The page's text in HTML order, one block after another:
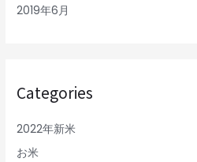
2019年6月
Categories
2022年新米
お米